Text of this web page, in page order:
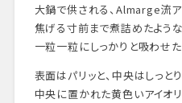
大鍋で供される、Almarge流ア
焦げる寸前まで煮詰めたよう
一粒一粒にしっかりと吸わせた
表面はパリッと、中央はしっとり
中央に置かれた黄色いアイオ